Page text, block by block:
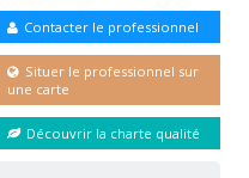
Contacter le professionnel
Situer le professionnel sur
une carte
Découvrir la charte qualité